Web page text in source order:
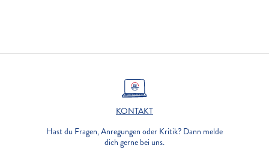
KONTAKT
Hast du Fragen, Anregungen oder Kritik? Dann melde
dich gerne bei uns.